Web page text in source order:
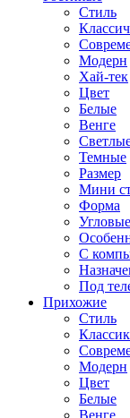
Стиль
Модерн
Хай-тек
Цвет
Белые
Венге
Темные
Размер
Мини
Форма
Угловые
С
Под
Прихожие
Стиль
Модерн
Цвет
Белые
Венге